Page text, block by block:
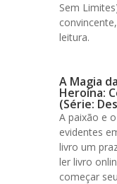
Sem
leitura.
A Magia
Heroína:
(Série:
A paixão e
evidentes
livro um
ler livro
começar